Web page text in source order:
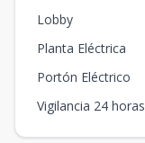
Lobby
Planta Eléctrica
Portón Eléctrico
Vigilancia 24 horas